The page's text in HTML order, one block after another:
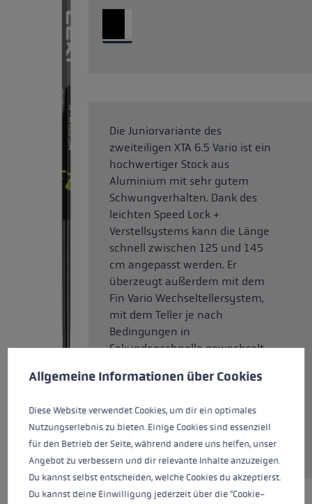
Die Juniorvariante des
zweiteiligen XTA 6.5 Vario ist ein
hochwertiger Stock aus
Aluminium mit sehr gutem
Schwungverhalten. Dank des
leichten Speed Lock +
Verstellsystems kann die Länge
schnell zwischen 125 und 145
cm angepasst werden. Er
überzeugt außerdem mit dem
Fin Vario Wechseltellersystem,
mit dem Teller je nach
Bedingungen in
Sekundenschnelle gewechselt
Trigger Shark 2.0 System zum
Handschlaufe vom Kork-Griff
bietet Kontrolle in jeder Phase
des Stockeinsatzes.
Cookie-Voreinstellungen
Allgemeine Informationen über Cookies
Diese Website verwendet Cookies, um dir ein optimales
Nutzungserlebnis zu bieten. Einige Cookies sind essenziell
für den Betrieb der Seite, während andere uns helfen, unser
Angebot zu verbessern und dir relevante Inhalte anzuzeigen.
Du kannst selbst entscheiden, welche Cookies du akzeptierst.
Du kannst deine Einwilligung jederzeit über die "Cookie-